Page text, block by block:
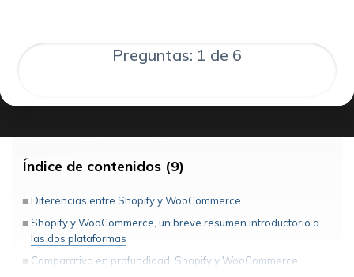
Preguntas: 1 de 6
Índice de contenidos (9)
Diferencias entre Shopify y WooCommerce
Shopify y WooCommerce, un breve resumen introductorio a
las dos plataformas
Comparativa en profundidad: Shopify y WooCommerce